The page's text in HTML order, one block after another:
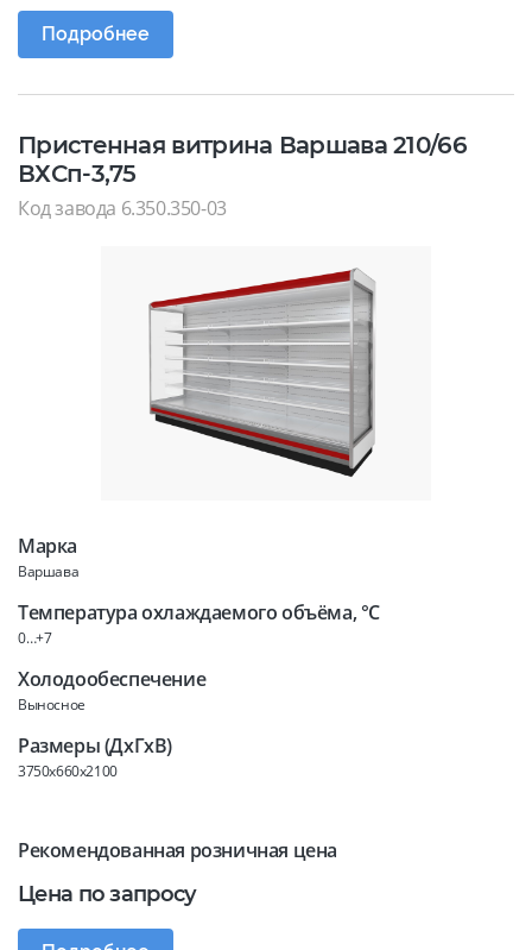
Подробнее
Пристенная витрина Варшава 210/66
ВХСп-3,75
Код завода 6.350.350-03
Марка
Варшава
Температура охлаждаемого объёма, °C
0…+7
Холодообеспечение
Выносное
Размеры (ДхГхВ)
3750x660x2100
Рекомендованная розничная цена
Цена по запросу